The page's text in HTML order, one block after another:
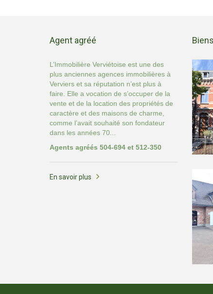
Agent agréé
L’Immobilière Verviétoise est une des
plus anciennes agences immobilières à
Verviers et sa réputation n’est plus à
faire. Elle a vocation de s’occuper de la
vente et de la location des propriétés de
caractère et des maisons de charme,
comme l’avait souhaité son fondateur
dans les années 70...
Agents agréés 504-694 et 512-350
En savoir plus